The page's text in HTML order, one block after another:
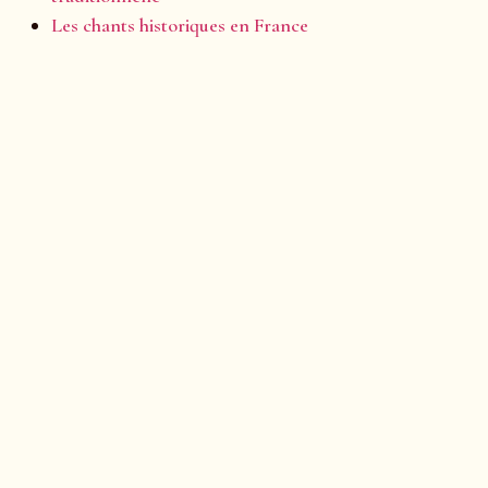
Les chants historiques en France